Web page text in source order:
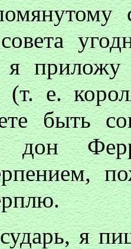
я
(т. е.
быть
дон
я